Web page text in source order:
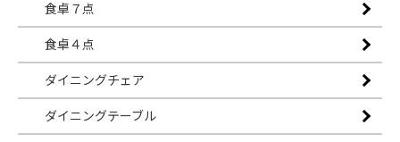
食卓７点
食卓４点
ダイニングチェア
ダイニングテーブル